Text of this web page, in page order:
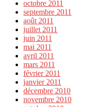
octobre 2011
septembre 2011
août 2011
juillet 2011
juin 2011
mai 2011
avril 2011
mars 2011
février 2011
janvier 2011
décembre 2010
novembre 2010